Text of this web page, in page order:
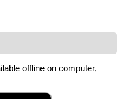
offline on computer,